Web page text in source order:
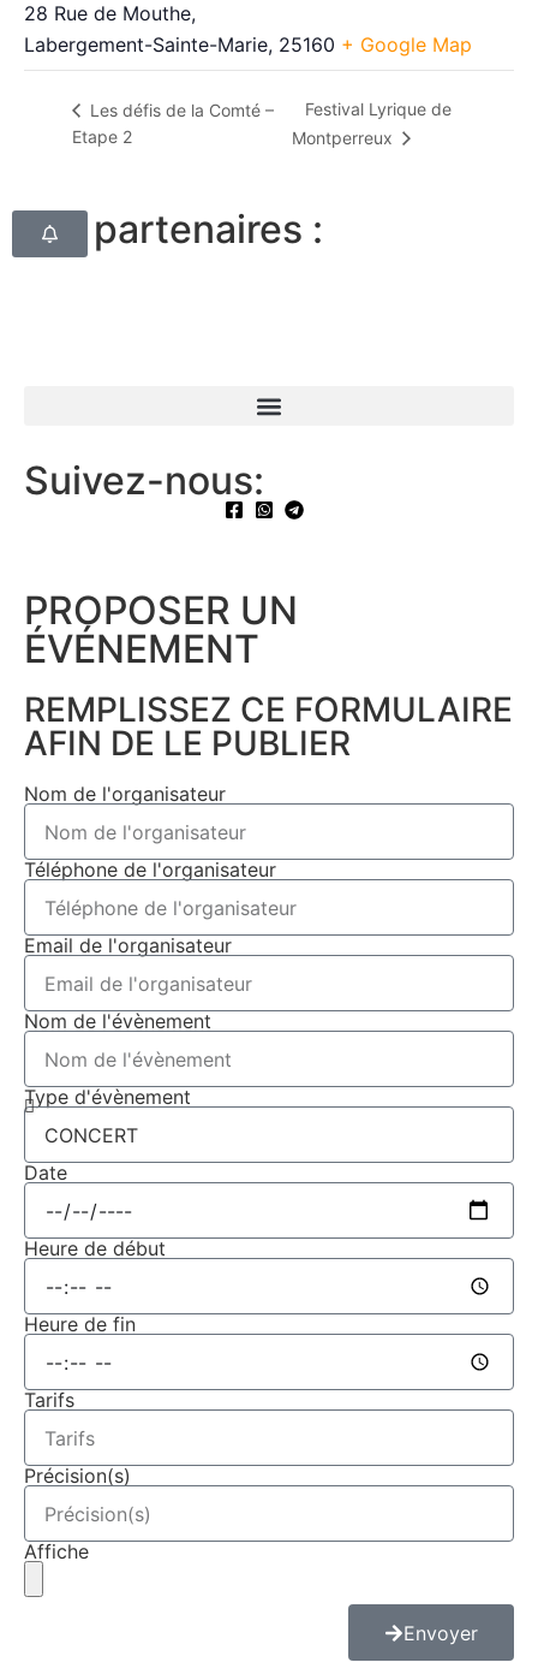
28 Rue de Mouthe,
Labergement-Sainte-Marie, 25160 + Google Map
Les défis de la Comté –
Etape 2
Festival Lyrique de
Montperreux
Nos partenaires :
Suivez-nous:
PROPOSER UN
ÉVÉNEMENT​
REMPLISSEZ CE FORMULAIRE
AFIN DE LE PUBLIER
Nom de l'organisateur
Téléphone de l'organisateur
Email de l'organisateur
Nom de l'évènement
Type d'évènement
Date
Heure de début
Heure de fin
Tarifs
Précision(s)
Affiche
Envoyer